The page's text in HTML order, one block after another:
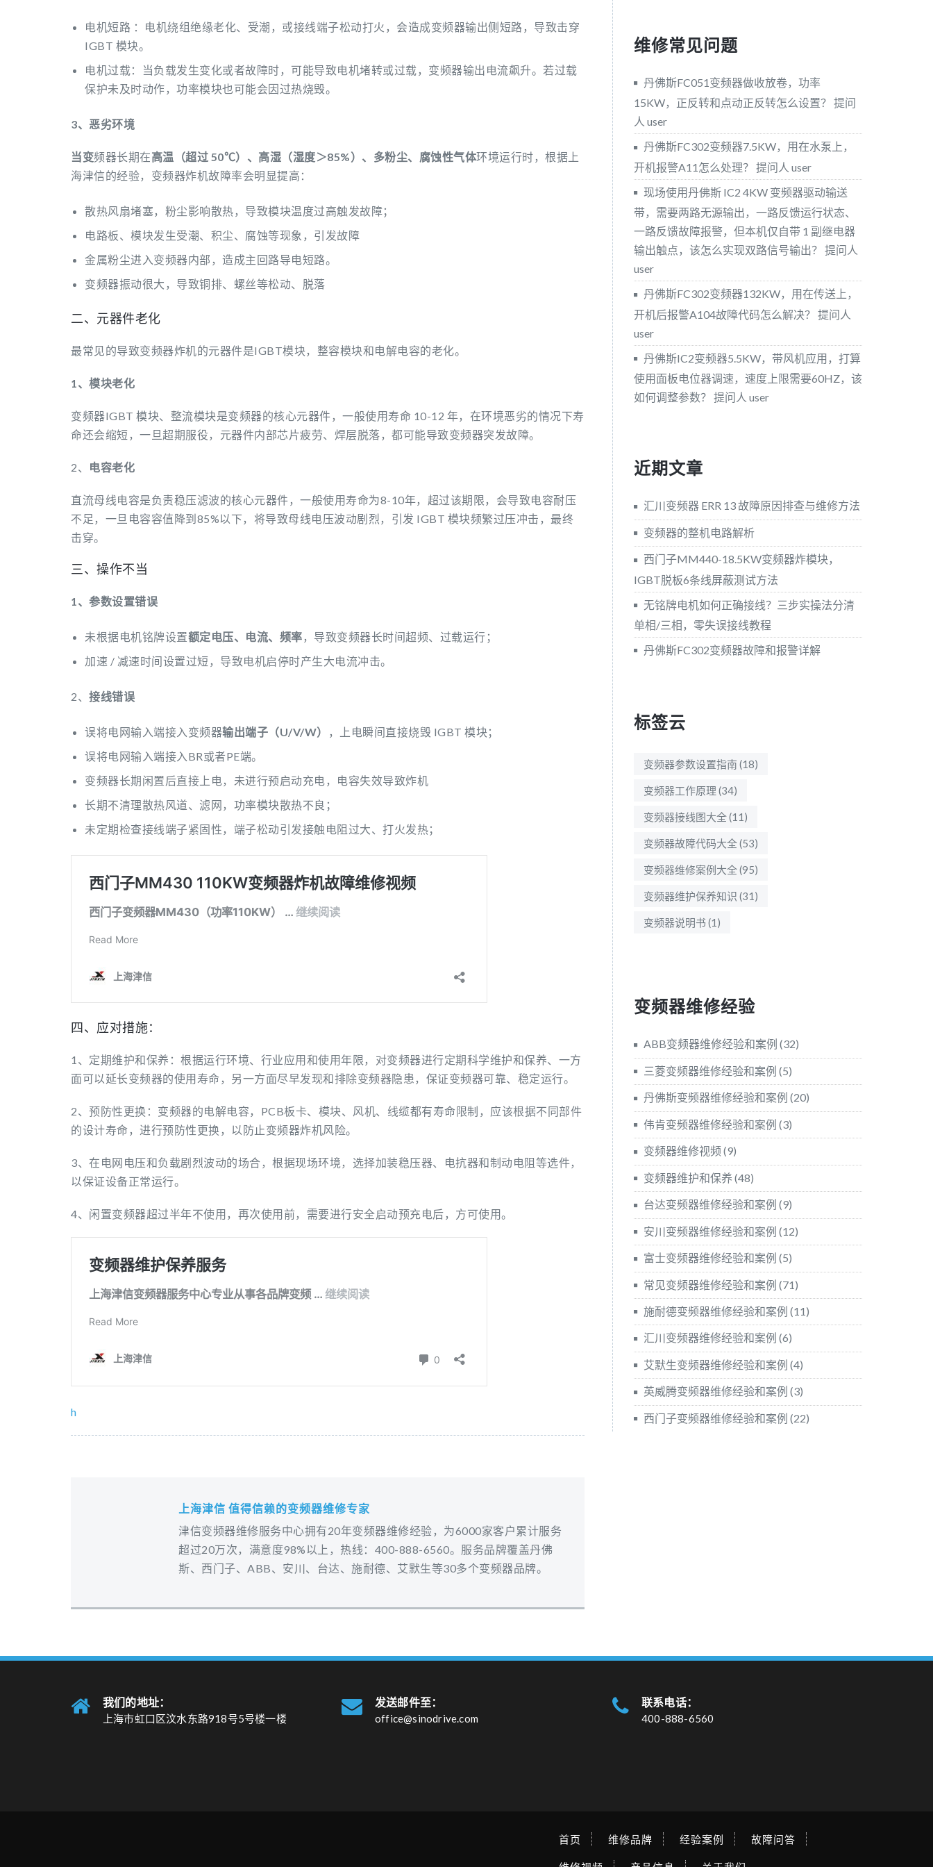
电机短路 ：电机绕组绝缘老化、受潮，或接线端子松动打火，会造成变频器输出侧短路，导致击穿
IGBT 模块。
电机过载：当负载发生变化或者故障时，可能导致电机堵转或过载，变频器输出电流飙升。若过载
保护未及时动作，功率模块也可能会因过热烧毁。
3、恶劣环境
当变频器长期在高温（超过 50℃）、高湿（湿度＞85%）、多粉尘、腐蚀性气体环境运行时，根据上
海津信的经验，变频器炸机故障率会明显提高：
散热风扇堵塞，粉尘影响散热，导致模块温度过高触发故障；
电路板、模块发生受潮、积尘、腐蚀等现象，引发故障
金属粉尘进入变频器内部，造成主回路导电短路。
变频器振动很大，导致铜排、螺丝等松动、脱落
二、元器件老化
最常见的导致变频器炸机的元器件是IGBT模块，整容模块和电解电容的老化。
1、模块老化
变频器IGBT 模块、整流模块是变频器的核心元器件，一般使用寿命 10-12 年，在环境恶劣的情况下寿
命还会缩短，一旦超期服役，元器件内部芯片疲劳、焊层脱落，都可能导致变频器突发故障。
2、 电容老化
直流母线电容是负责稳压滤波的核心元器件，一般使用寿命为8-10年，超过该期限，会导致电容耐压
不足，一旦电容容值降到85%以下，将导致母线电压波动剧烈，引发 IGBT 模块频繁过压冲击，最终
击穿。
三、操作不当
1、参数设置错误
未根据电机铭牌设置额定电压、电流、频率 ，导致变频器长时间超频、过载运行；
加速 / 减速时间设置过短，导致电机启停时产生大电流冲击。
2、 接线错误
误将电网输入端接入变频器输出端子（U/V/W）
，上电瞬间直接烧毁 IGBT 模块；
误将电网输入端接入BR或者PE端。
变频器长期闲置后直接上电，未进行预启动充电，电容失效导致炸机
长期不清理散热风道、滤网，功率模块散热不良；
未定期检查接线端子紧固性，端子松动引发接触电阻过大、打火发热；
四、应对措施：
1、定期维护和保养：根据运行环境、行业应用和使用年限，对变频器进行定期科学维护和保养、一方
面可以延长变频器的使用寿命，另一方面尽早发现和排除变频器隐患，保证变频器可靠、稳定运行。
2、预防性更换：变频器的电解电容，PCB板卡、模块、风机、线缆都有寿命限制，应该根据不同部件
的设计寿命，进行预防性更换，以防止变频器炸机风险。
3、在电网电压和负载剧烈波动的场合，根据现场环境，选择加装稳压器、电抗器和制动电阻等选件，
以保证设备正常运行。
4、闲置变频器超过半年不使用，再次使用前，需要进行安全启动预充电后，方可使用。
h
上海津信 值得信赖的变频器维修专家
津信变频器维修服务中心拥有20年变频器维修经验，为6000家客户累计服务
超过20万次，满意度98%以上，热线：400-888-6560。服务品牌覆盖丹佛
斯、西门子、ABB、安川、台达、施耐德、艾默生等30多个变频器品牌。
维修常见问题
丹佛斯FC051变频器做收放卷，功率
15KW，正反转和点动正反转怎么设置？ 提问
人 user
丹佛斯FC302变频器7.5KW，用在水泵上，
开机报警A11怎么处理？ 提问人 user
现场使用丹佛斯 IC2 4KW 变频器驱动输送
带，需要两路无源输出，一路反馈运行状态、
一路反馈故障报警，但本机仅自带 1 副继电器
输出触点，该怎么实现双路信号输出？ 提问人
user
丹佛斯FC302变频器132KW，用在传送上，
开机后报警A104故障代码怎么解决？ 提问人
user
丹佛斯IC2变频器5.5KW，带风机应用，打算
使用面板电位器调速，速度上限需要60HZ，该
如何调整参数？ 提问人 user
近期文章
汇川变频器 ERR 13 故障原因排查与维修方法
变频器的整机电路解析
西门子MM440-18.5KW变频器炸模块，
IGBT脱板6条线屏蔽测试方法
无铭牌电机如何正确接线？三步实操法分清
单相/三相，零失误接线教程
丹佛斯FC302变频器故障和报警详解
标签云
变频器参数设置指南 (18)
变频器工作原理 (34)
变频器接线图大全(11)
变频器故障代码大全(53)
变频器维修案例大全(95)
变频器维护保养知识 (31)
变频器说明书 (1)
变频器维修经验
ABB变频器维修经验和案例 (32)
三菱变频器维修经验和案例 (5)
丹佛斯变频器维修经验和案例 (20)
伟肯变频器维修经验和案例 (3)
变频器维修视频(9)
变频器维护和保养 (48)
台达变频器维修经验和案例 (9)
安川变频器维修经验和案例 (12)
富士变频器维修经验和案例 (5)
常见变频器维修经验和案例 (71)
施耐德变频器维修经验和案例 (11)
汇川变频器维修经验和案例 (6)
艾默生变频器维修经验和案例 (4)
英威腾变频器维修经验和案例 (3)
西门子变频器维修经验和案例 (22)
我们的地址：
上海市虹口区汶水东路918号5号楼一楼
发送邮件至：
office@sinodrive.com
联系电话：
400-888-6560
首页 维修品牌 经验案例 故障问答